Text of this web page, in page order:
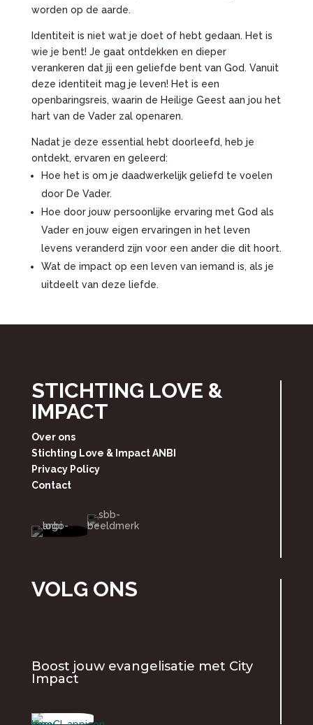
worden op de aarde.
Identiteit is niet wat je doet of hebt gedaan. Het is
wie je bent! Je gaat ontdekken en dieper
verankeren dat jij een geliefde bent van God. Vanuit
deze identiteit mag je leven! Het is een
openbaringsreis, waarin de Heilige Geest aan jou het
hart van de Vader zal openaren.
Nadat je deze essential hebt doorleefd, heb je
ontdekt, ervaren en geleerd:
Hoe het is om je daadwerkelijk geliefd te voelen
door De Vader.
Hoe door jouw persoonlijke ervaring met God als
Vader en jouw eigen ervaringen in het leven
levens veranderd zijn voor een ander die dit hoort.
Wat de impact op een leven van iemand is, als je
uitdeelt van deze liefde.
STICHTING LOVE &
IMPACT
Over ons
Stichting Love & Impact ANBI
Privacy Policy
Contact
VOLG ONS
Boost jouw evangelisatie met City
Impact